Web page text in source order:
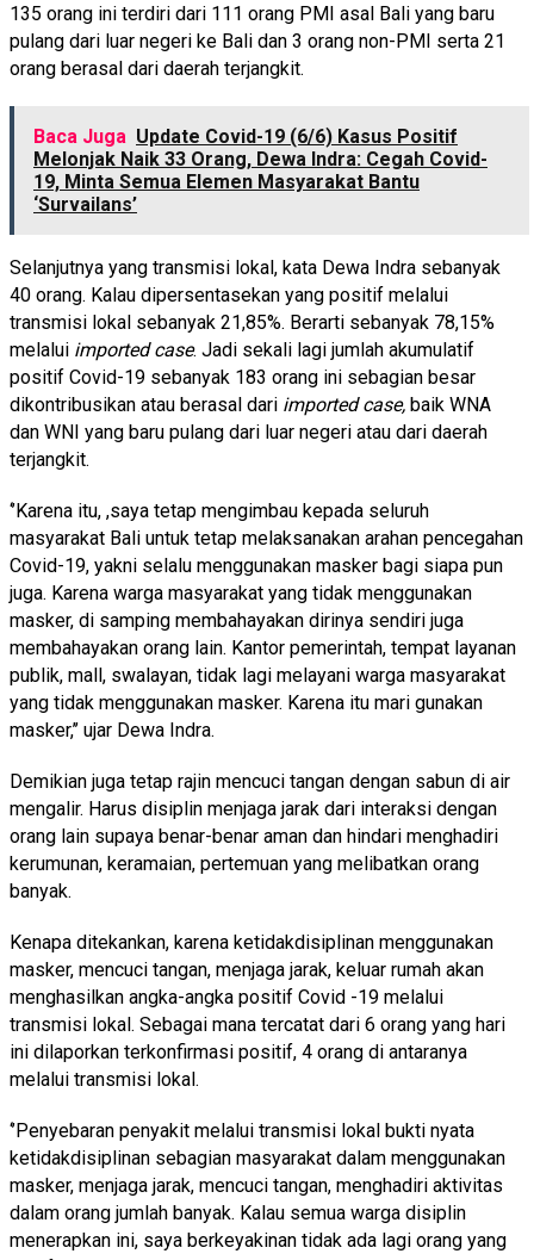
135 orang ini terdiri dari 111 orang PMI asal Bali yang baru
pulang dari luar negeri ke Bali dan 3 orang non-PMI serta 21
orang berasal dari daerah terjangkit.
Baca Juga Update Covid-19 (6/6) Kasus Positif
Melonjak Naik 33 Orang, Dewa Indra: Cegah Covid-
19, Minta Semua Elemen Masyarakat Bantu
‘Survailans’
Selanjutnya yang transmisi lokal, kata Dewa Indra sebanyak
40 orang. Kalau dipersentasekan yang positif melalui
transmisi lokal sebanyak 21,85%. Berarti sebanyak 78,15%
melalui imported case. Jadi sekali lagi jumlah akumulatif
positif Covid-19 sebanyak 183 orang ini sebagian besar
dikontribusikan atau berasal dari imported case, baik WNA
dan WNI yang baru pulang dari luar negeri atau dari daerah
terjangkit.
‘’Karena itu, ,saya tetap mengimbau kepada seluruh
masyarakat Bali untuk tetap melaksanakan arahan pencegahan
Covid-19, yakni selalu menggunakan masker bagi siapa pun
juga. Karena warga masyarakat yang tidak menggunakan
masker, di samping membahayakan dirinya sendiri juga
membahayakan orang lain. Kantor pemerintah, tempat layanan
publik, mall, swalayan, tidak lagi melayani warga masyarakat
yang tidak menggunakan masker. Karena itu mari gunakan
masker,’’ ujar Dewa Indra.
Demikian juga tetap rajin mencuci tangan dengan sabun di air
mengalir. Harus disiplin menjaga jarak dari interaksi dengan
orang lain supaya benar-benar aman dan hindari menghadiri
kerumunan, keramaian, pertemuan yang melibatkan orang
banyak.
Kenapa ditekankan, karena ketidakdisiplinan menggunakan
masker, mencuci tangan, menjaga jarak, keluar rumah akan
menghasilkan angka-angka positif Covid -19 melalui
transmisi lokal. Sebagai mana tercatat dari 6 orang yang hari
ini dilaporkan terkonfirmasi positif, 4 orang di antaranya
melalui transmisi lokal.
‘’Penyebaran penyakit melalui transmisi lokal bukti nyata
ketidakdisiplinan sebagian masyarakat dalam menggunakan
masker, menjaga jarak, mencuci tangan, menghadiri aktivitas
dalam orang jumlah banyak. Kalau semua warga disiplin
menerapkan ini, saya berkeyakinan tidak ada lagi orang yang